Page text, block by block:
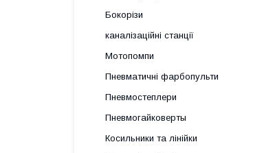
Бокорізи
каналізаційні станції
Мотопомпи
Пневматичні фарбопульти
Пневмостеплери
Пневмогайковерты
Косильники та лінійки